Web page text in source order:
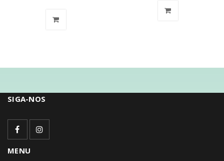
SIGA-NOS
MENU